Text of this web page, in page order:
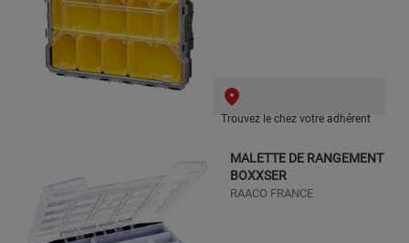
Trouvez le chez votre adhérent
MALETTE DE RANGEMENT
BOXXSER
RAACO FRANCE